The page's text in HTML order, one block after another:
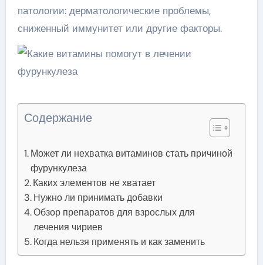
патологии: дерматологические проблемы,
сниженный иммунитет или другие факторы.
Содержание
Может ли нехватка витаминов стать причиной
фурункулеза
Каких элементов не хватает
Нужно ли принимать добавки
Обзор препаратов для взрослых для
лечения чириев
Когда нельзя применять и как заменить